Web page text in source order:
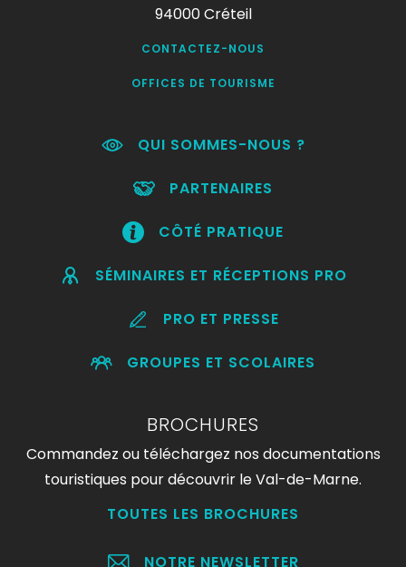
94000 Créteil
CONTACTEZ-NOUS
OFFICES DE TOURISME
QUI SOMMES-NOUS ?
PARTENAIRES
CÔTÉ PRATIQUE
SÉMINAIRES ET RÉCEPTIONS PRO
PRO ET PRESSE
GROUPES ET SCOLAIRES
BROCHURES
Commandez ou téléchargez nos documentations
touristiques pour découvrir le Val-de-Marne.
TOUTES LES BROCHURES
NOTRE NEWSLETTER